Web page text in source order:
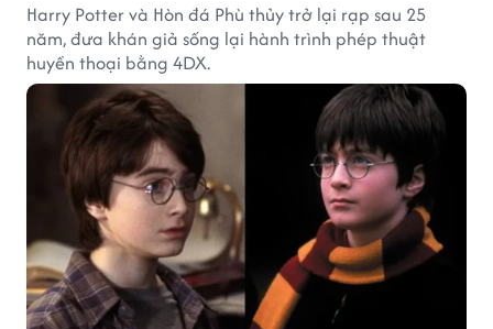
Harry Potter và Hòn đá Phù thủy trở lại rạp sau 25
năm, đưa khán giả sống lại hành trình phép thuật
huyền thoại bằng 4DX.